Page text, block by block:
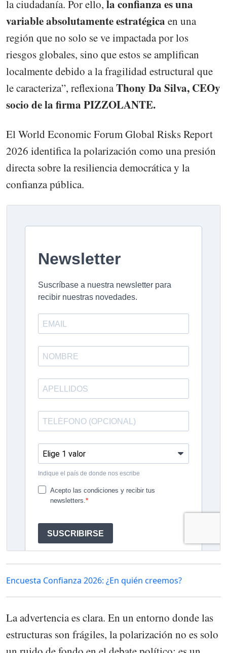
la ciudadanía. Por ello, la confianza es una
variable absolutamente estratégica en una
región que no solo se ve impactada por los
riesgos globales, sino que estos se amplifican
localmente debido a la fragilidad estructural que
le caracteriza”, reflexionaThony Da Silva, CEOy
socio de la firma PIZZOLANTE.
El World Economic Forum Global Risks Report
2026 identifica la polarización como una presión
directa sobre la resiliencia democrática y la
confianza pública.
Encuesta Confianza 2026: ¿En quién creemos?
La advertencia es clara. En un entorno donde las
estructuras son frágiles, la polarización no es solo